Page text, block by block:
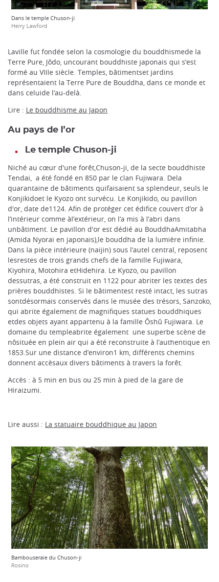
Dans le temple Chuson-ji
Herry Lawford
Laville fut fondée selon la cosmologie du bouddhismede la
Terre Pure, Jôdo, uncourant bouddhiste japonais qui s’est
formé au VIIIe siècle. Temples, bâtimentset jardins
représentaient la Terre Pure de Bouddha, dans ce monde et
dans celuide l’au-delà.
Lire : Le bouddhisme au Japon
Au pays de l’or
Le temple Chuson-ji
Niché au cœur d'une forêt,Chuson-ji, de la secte bouddhiste
Tendai, a été fondé en 850 par le clan Fujiwara. Dela
quarantaine de bâtiments quifaisaient sa splendeur, seuls le
Konjikidoet le Kyozo ont survécu. Le Konjikido, ou pavillon
d'or, date de1124. Afin de protéger cet édifice couvert d’or à
l’intérieur comme àl’extérieur, on l’a mis à l’abri dans
unbâtiment. Le pavillon d'or est dédié au BouddhaAmitabha
(Amida Nyorai en japonais),le bouddha de la lumière infinie.
Dans la pièce intérieure (naijin) sous l’autel central, reposent
lesrestes de trois grands chefs de la famille Fujiwara,
Kiyohira, Motohira etHidehira. Le Kyozo, ou pavillon
dessutras, a été construit en 1122 pour abriter les textes des
prières bouddhistes. Si le bâtimentest resté intact, les sutras
sontdésormais conservés dans le musée des trésors, Sanzoko,
qui abrite également de magnifiques statues bouddhiques
etdes objets ayant appartenu à la famille Ôshû Fujiwara. Le
domaine du templeabrite également une superbe scène de
nôsituée en plein air qui a été reconstruite à l’authentique en
1853.Sur une distance d’environ1 km, différents chemins
donnent accèsaux divers bâtiments à travers la forêt.
Accès : à 5 min en bus ou 25 min à pied de la gare de
Hiraizumi.
Lire aussi : La statuaire bouddhique au Japon
Bambouseraie du Chuson-ji
Rosino